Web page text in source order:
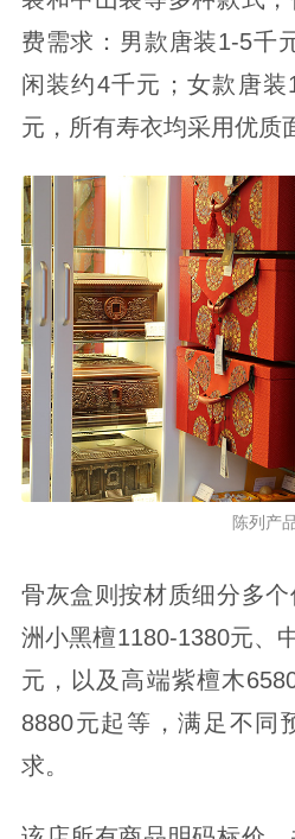
费需求：男款唐装1-5千
闲装约4千元；女款唐
元，所有寿衣均采用优质
陈列产
骨灰盒则按材质细分多
洲小黑檀1180-1380元、
元，以及高端紫檀木
8880元起等，满足不同
求。